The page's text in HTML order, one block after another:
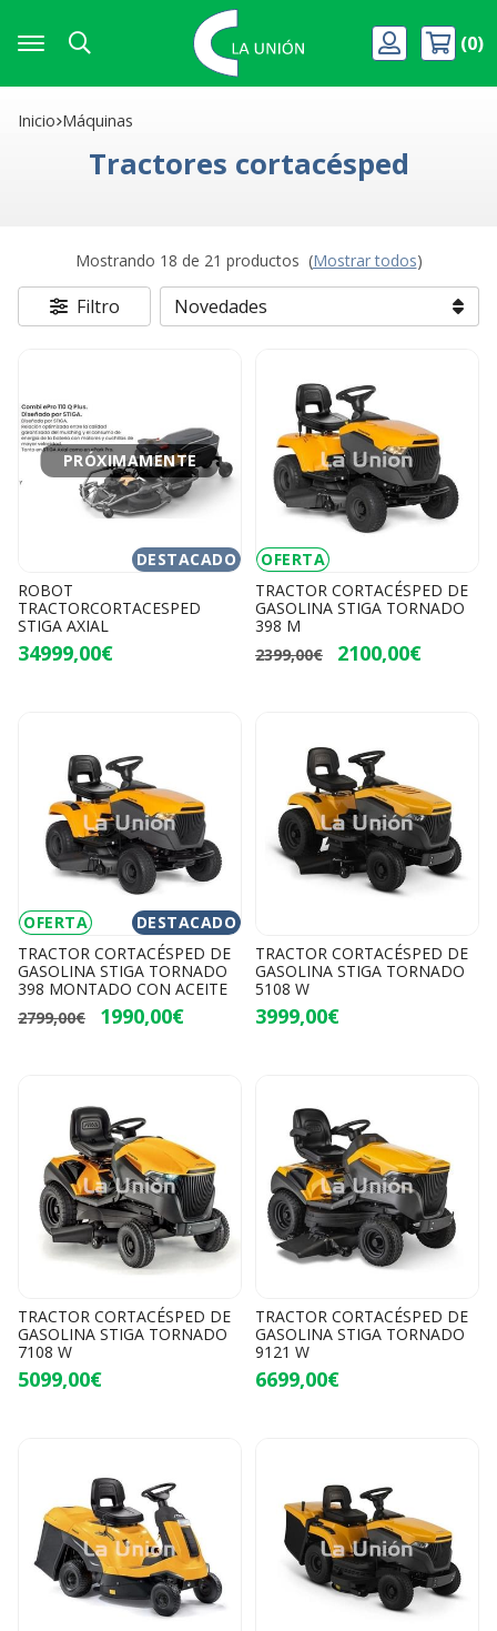
Buscar
0
Inicio máquinas
Tractores cortacésped
Mostrando 18 de 21 productos (Mostrar todos)
Filtro
DESTACADO
PRÓXIMAMENTE
ROBOT
TRACTORCORTACESPED
STIGA AXIAL
34999,00€
OFERTA
TRACTOR CORTACÉSPED DE
GASOLINA STIGA TORNADO
398 M
2399,00€
2100,00€
OFERTA
DESTACADO
TRACTOR CORTACÉSPED DE
GASOLINA STIGA TORNADO
398 MONTADO CON ACEITE
2799,00€
1990,00€
TRACTOR CORTACÉSPED DE
GASOLINA STIGA TORNADO
5108 W
3999,00€
TRACTOR CORTACÉSPED DE
GASOLINA STIGA TORNADO
7108 W
5099,00€
TRACTOR CORTACÉSPED DE
GASOLINA STIGA TORNADO
9121 W
6699,00€